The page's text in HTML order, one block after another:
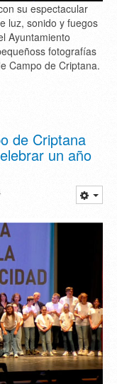
su espectacular
luz, sonido y fuegos
Ayuntamiento
fotografías
Campo de Criptana.
de Criptana
un año